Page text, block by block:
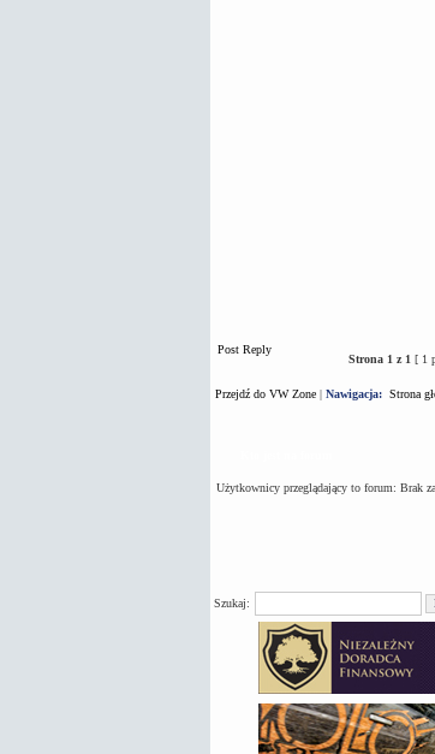
Post Reply
Strona 1 z 1 [ 1
Przejdź do VW Zone| Nawigacja: Strona
Użytkownicy przeglądający to forum: Brak
Szukaj: